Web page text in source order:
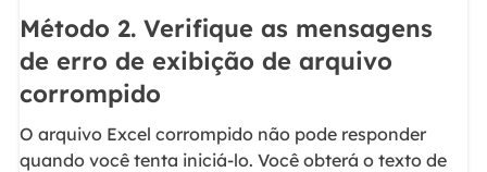
Método 2. Verifique as mensagens
de erro de exibição de arquivo
corrompido
O arquivo Excel corrompido não pode responder
quando você tenta iniciá-lo. Você obterá o texto de